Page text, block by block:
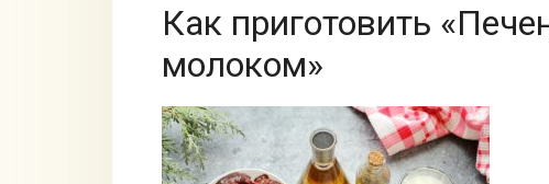
Как приготовить
молоком»